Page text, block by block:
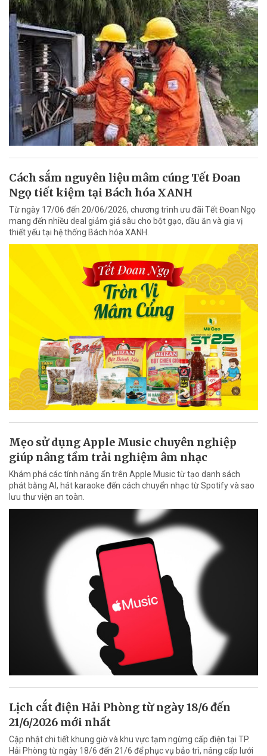
Cách sắm nguyên liệu mâm cúng Tết Đoan
Ngọ tiết kiệm tại Bách hóa XANH
Từ ngày 17/06 đến 20/06/2026, chương trình ưu đãi Tết Đoan Ngọ
mang đến nhiều deal giảm giá sâu cho bột gạo, dầu ăn và gia vị
thiết yếu tại hệ thống Bách hóa XANH.
Mẹo sử dụng Apple Music chuyên nghiệp
giúp nâng tầm trải nghiệm âm nhạc
Khám phá các tính năng ẩn trên Apple Music từ tạo danh sách
phát bằng AI, hát karaoke đến cách chuyển nhạc từ Spotify và sao
lưu thư viện an toàn.
Lịch cắt điện Hải Phòng từ ngày 18/6 đến
21/6/2026 mới nhất
Cập nhật chi tiết khung giờ và khu vực tạm ngừng cấp điện tại TP.
Hải Phòng từ ngày 18/6 đến 21/6 để phục vụ bảo trì, nâng cấp lưới